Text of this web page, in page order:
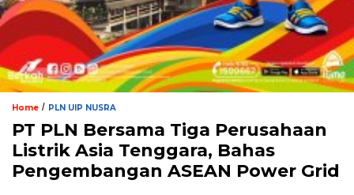
Home / PLN UIP NUSRA
PT PLN Bersama Tiga Perusahaan
Listrik Asia Tenggara, Bahas
Pengembangan ASEAN Power Grid